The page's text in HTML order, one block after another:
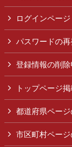
ログインページ
パスワードの
登録情報の削
トップページ
都道府県ペー
市区町村ペー